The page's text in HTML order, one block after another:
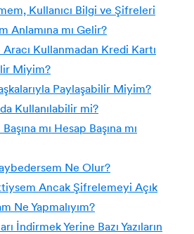
Kullanıcı Bilgi ve Şifreleri
Anlamına mı Gelir?
Kullanmadan Kredi Kartı
Miyim?
Paylaşabilir Miyim?
Kullanılabilir mi?
mı Hesap Başına mı
Ne Olur?
Ancak Şifrelemeyi Açık
Ne Yapmalıyım?
İndirmek Yerine Bazı Yazıların